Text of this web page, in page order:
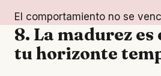
El comportamiento no se
8. La madurez
tu horizonte